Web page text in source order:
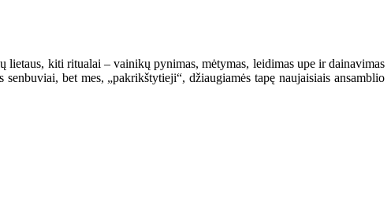
kiti ritualai – vainikų pynimas, mėtymas, leidimas upe ir dainavimas
bet mes, „pakrikštytieji“, džiaugiamės tapę naujaisiais ansamblio